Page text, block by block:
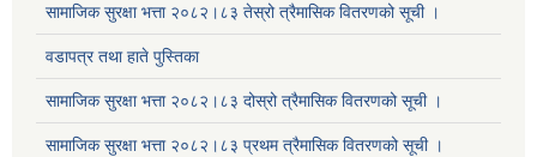
सामाजिक सुरक्षा भत्ता २०८२।८३ तेस्रो त्रैमासिक वितरणको सूची ।
वडापत्र तथा हाते पुस्तिका
सामाजिक सुरक्षा भत्ता २०८२।८३ दोस्रो त्रैमासिक वितरणको सूची ।
सामाजिक सुरक्षा भत्ता २०८२।८३ प्रथम त्रैमासिक वितरणको सूची ।